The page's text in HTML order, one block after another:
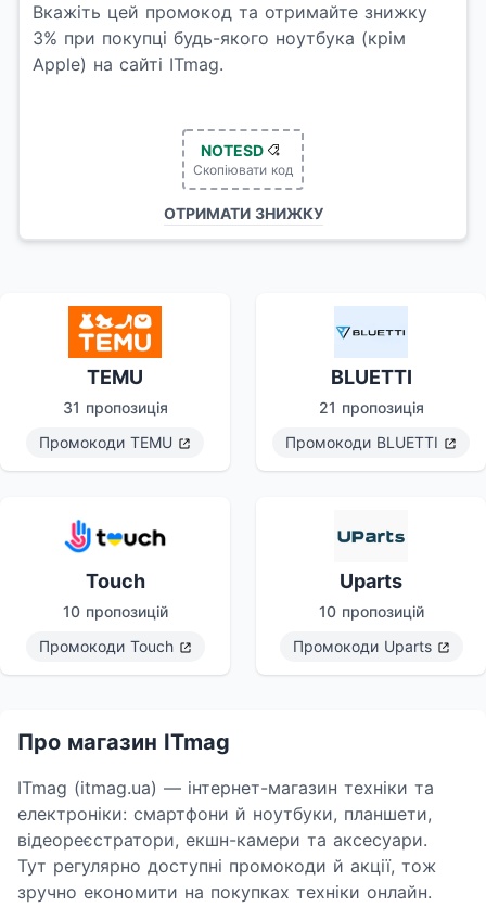
Вкажіть цей промокод та отримайте знижку
3% при покупці будь-якого ноутбука (крім
Apple) на сайті ITmag.
NOTESD
Скопіювати код
ОТРИМАТИ ЗНИЖКУ
TEMU
31 пропозиція
Промокоди TEMU
BLUETTI
21 пропозиція
Промокоди BLUETTI
Touch
10 пропозицій
Промокоди Touch
Uparts
10 пропозицій
Промокоди Uparts
Про магазин ITmag
ITmag (itmag.ua) — інтернет-магазин техніки та
електроніки: смартфони й ноутбуки, планшети,
відеореєстратори, екшн-камери та аксесуари.
Тут регулярно доступні промокоди й акції, тож
зручно економити на покупках техніки онлайн.